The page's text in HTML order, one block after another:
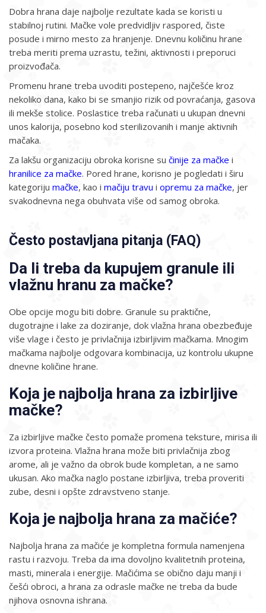
Dobra hrana daje najbolje rezultate kada se koristi u
stabilnoj rutini. Mačke vole predvidljiv raspored, čiste
posude i mirno mesto za hranjenje. Dnevnu količinu hrane
treba meriti prema uzrastu, težini, aktivnosti i preporuci
proizvođača.
Promenu hrane treba uvoditi postepeno, najčešće kroz
nekoliko dana, kako bi se smanjio rizik od povraćanja, gasova
ili mekše stolice. Poslastice treba računati u ukupan dnevni
unos kalorija, posebno kod sterilizovanih i manje aktivnih
mačaka.
Za lakšu organizaciju obroka korisne su činije za mačke i
hranilice za mačke. Pored hrane, korisno je pogledati i širu
kategoriju mačke, kao i mačiju travu i opremu za mačke, jer
svakodnevna nega obuhvata više od samog obroka.
Često postavljana pitanja (FAQ)
Da li treba da kupujem granule ili
vlažnu hranu za mačke?
Obe opcije mogu biti dobre. Granule su praktične,
dugotrajne i lake za doziranje, dok vlažna hrana obezbeđuje
više vlage i često je privlačnija izbirljivim mačkama. Mnogim
mačkama najbolje odgovara kombinacija, uz kontrolu ukupne
dnevne količine hrane.
Koja je najbolja hrana za izbirljive
mačke?
Za izbirljive mačke često pomaže promena teksture, mirisa ili
izvora proteina. Vlažna hrana može biti privlačnija zbog
arome, ali je važno da obrok bude kompletan, a ne samo
ukusan. Ako mačka naglo postane izbirljiva, treba proveriti
zube, desni i opšte zdravstveno stanje.
Koja je najbolja hrana za mačiće?
Najbolja hrana za mačiće je kompletna formula namenjena
rastu i razvoju. Treba da ima dovoljno kvalitetnih proteina,
masti, minerala i energije. Mačićima se obično daju manji i
češći obroci, a hrana za odrasle mačke ne treba da bude
njihova osnovna ishrana.